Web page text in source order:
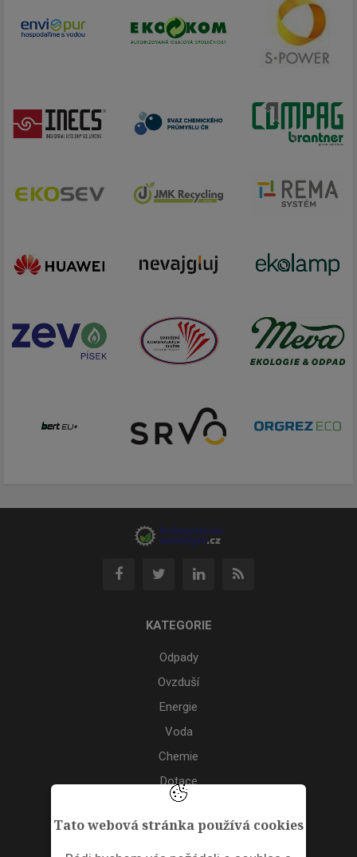
Tato webová stránka používá cookies
KATEGORIE
Odpady
Ovzduší
Energie
Voda
Chemie
Dotace
Akce